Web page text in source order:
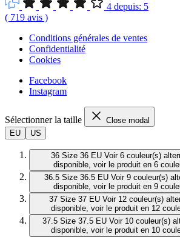
4 depuis: 5
( 719 avis )
Conditions générales de ventes
Confidentialité
Cookies
Facebook
Instagram
Sélectionner la taille
Close modal
EU
US
36 Size 36 EU Voir 6 couleur(s)
disponible, voir le produit en 6
36.5 Size 36.5 EU Voir 9 couleur(s)
disponible, voir le produit en 9
37 Size 37 EU Voir 12 couleur(s)
disponible, voir le produit en 12
37.5 Size 37.5 EU Voir 10 couleur(s)
disponible, voir le produit en 10